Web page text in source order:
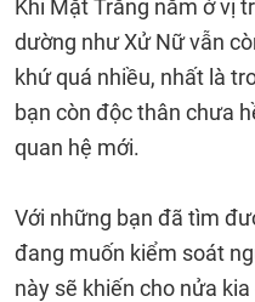
Khi Mặt Trăng nằm ở vị
dường như Xử Nữ vẫn
khứ quá nhiều, nhất là
bạn còn độc thân chưa
quan hệ mới.
Với những bạn đã tìm
đang muốn kiểm soát
này sẽ khiến cho nửa